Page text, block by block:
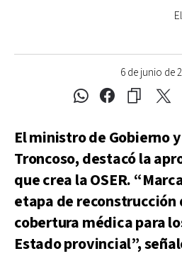
6 de junio de
El ministro de Gobierno
Troncoso, destacó la
que crea la OSER.
etapa de reconstrucción
cobertura médica para
Estado provincial”,